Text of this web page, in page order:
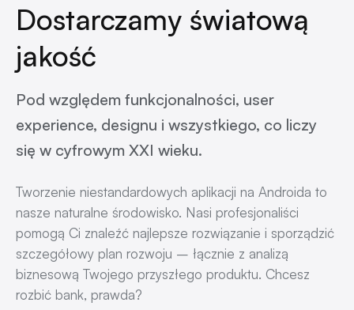
Dostarczamy światową
jakość
Pod względem funkcjonalności, user
experience, designu i wszystkiego, co liczy
się w cyfrowym XXI wieku.
Tworzenie niestandardowych aplikacji na Androida to
nasze naturalne środowisko. Nasi profesjonaliści
pomogą Ci znaleźć najlepsze rozwiązanie i sporządzić
szczegółowy plan rozwoju – łącznie z analizą
biznesową Twojego przyszłego produktu. Chcesz
rozbić bank, prawda?